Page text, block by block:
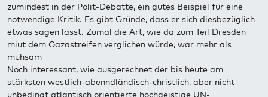
zumindest in der Polit-Debatte, ein gutes Beispiel für eine
notwendige Kritik. Es gibt Gründe, dass er sich diesbezüglich
etwas sagen lässt. Zumal die Art, wie da zum Teil Dresden
miut dem Gazastreifen verglichen würde, war mehr als
mühsam
Noch interessant, wie ausgerechnet der bis heute am
stärksten westlich-abenndländisch-christlich, aber nicht
unbedingt atlantisch orientierte hochgeistige UN-